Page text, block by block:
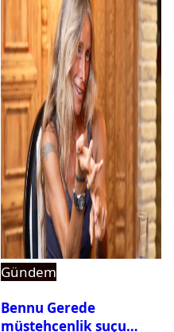
Gündem
Bennu Gerede
müstehcenlik suçu